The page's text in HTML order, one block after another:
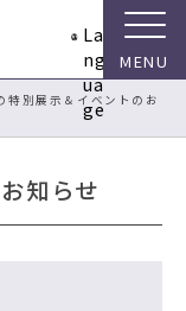
La
ng
ua
ge
特別展示＆イベントのお
知らせ